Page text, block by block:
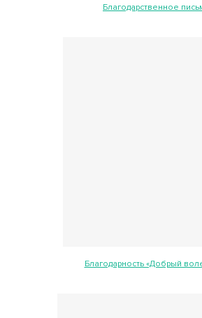
Благодарственное
Благодарность «Добрый